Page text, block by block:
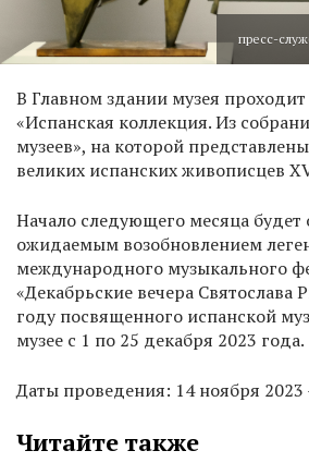
пресс-
В Главном здании музея
«Испанская коллекция. Из
музеев», на которой
великих испанских живописцев
Начало следующего месяца будет
ожидаемым возобновлением
международного музыкального
«Декабрьские вечера Святослава
году посвященного испанской
музее с 1 по 25 декабря 2023 года.
Даты проведения: 14 ноября 2023
Читайте также